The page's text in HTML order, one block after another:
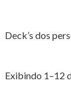
Deck’s dos
Exibindo 1–12